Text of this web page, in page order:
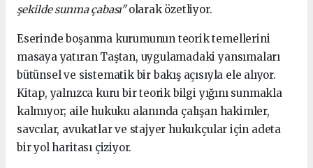
şekilde sunma çabası"olarak özetliyor.
Eserinde boşanma kurumunun teorik temellerini
masaya yatıran Taştan, uygulamadaki yansımaları
bütünsel ve sistematik bir bakış açısıyla ele alıyor.
Kitap, yalnızca kuru bir teorik bilgi yığını sunmakla
kalmıyor; aile hukuku alanında çalışan hakimler,
savcılar, avukatlar ve stajyer hukukçular için adeta
bir yol haritası çiziyor.